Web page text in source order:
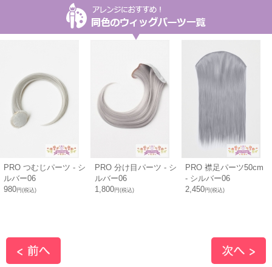
PRO つむじパーツ - シ
ルバー06
980円(税込)
PRO 分け目パーツ - シ
ルバー06
1,800円(税込)
PRO 襟足パーツ50cm
- シルバー06
2,450円(税込)